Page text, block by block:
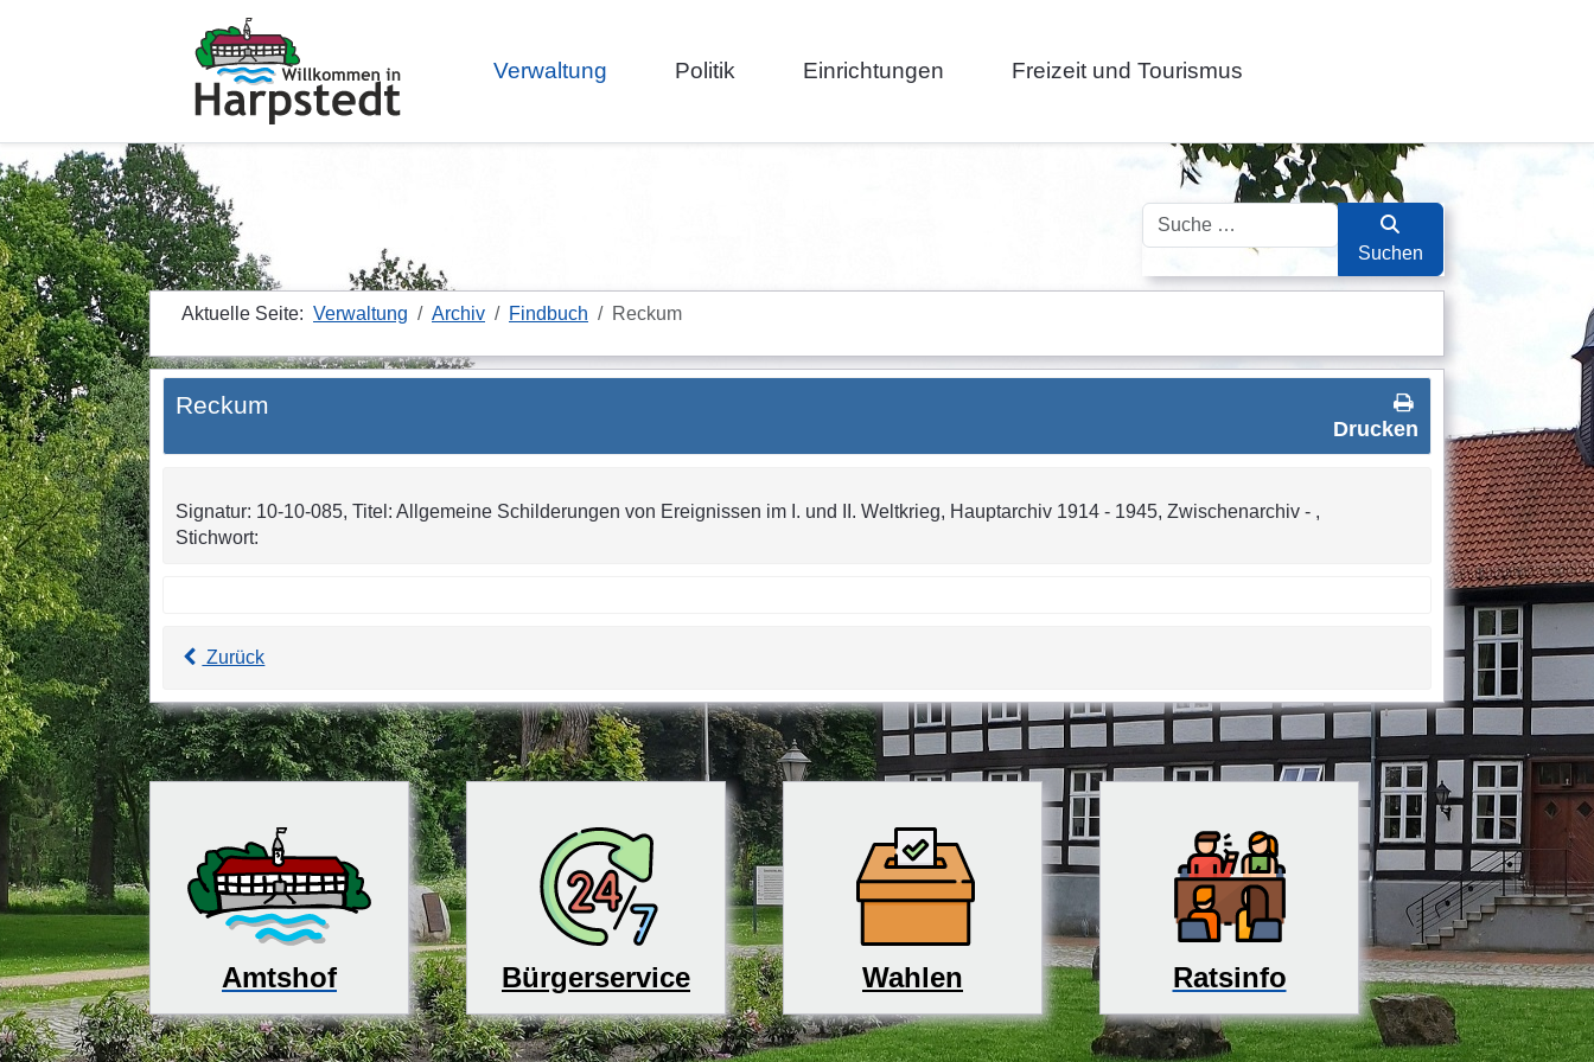
Verwaltung Politik Einrichtungen Freizeit und Tourismus
Suchen
Suchen
Aktuelle Seite: Verwaltung Archiv Findbuch Reckum
Drucken
Reckum
Signatur: 10-10-085, Titel: Allgemeine Schilderungen von Ereignissen im I. und II. Weltkrieg, Hauptarchiv 1914 - 1945, Zwischenarchiv - ,
Stichwort:
Zurück
Amtshof Bürgerservice Wahlen Ratsinfo